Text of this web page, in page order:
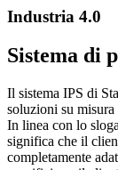
Industria 4.0
Sistema di
Il sistema IPS di
soluzioni su
In linea con lo
significa che il
completamente